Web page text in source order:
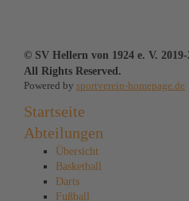
© SV Hellern von 1924 e. V. 2019-
All Rights Reserved.
Powered by sportverein-homepage.de
Startseite
Abteilungen
Übersicht
Basketball
Darts
Fußball